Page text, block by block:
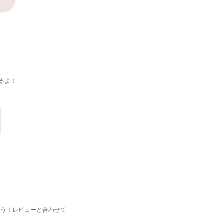
よ！
！レビューと合わせて